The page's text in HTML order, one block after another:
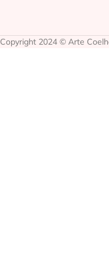
Copyright 2024 © Arte